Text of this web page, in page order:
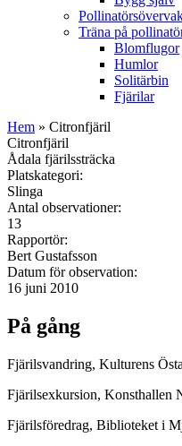
Träna på
Blomflugor
Humlor
Solitärbin
Fjärilar
Hem » Citronfjäril
Citronfjäril
Ådala fjärilssträcka
Platskategori:
Slinga
Antal observationer:
13
Rapportör:
Bert Gustafsson
Datum för observation:
16 juni 2010
På gång
Fjärilsvandring, Kulturens
Fjärilsexkursion, Konsthallen
Fjärilsföredrag, Biblioteket i